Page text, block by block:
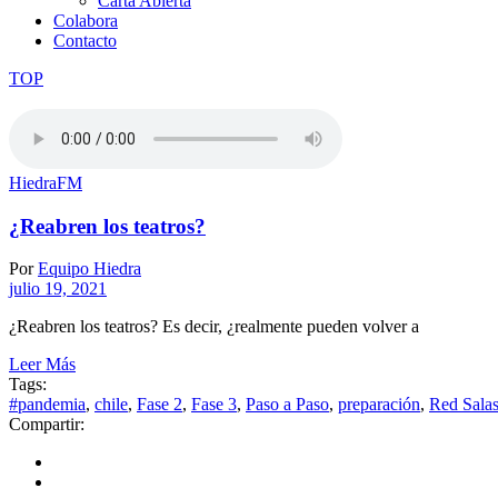
Colabora
Contacto
TOP
HiedraFM
¿Reabren los teatros?
PorEquipo Hiedra
julio 19, 2021
¿Reabren los teatros? Es decir, ¿realmente pueden volver a
Leer Más
Tags:
#pandemia, chile, Fase 2, Fase 3, Paso a Paso, preparación, Red
Compartir: